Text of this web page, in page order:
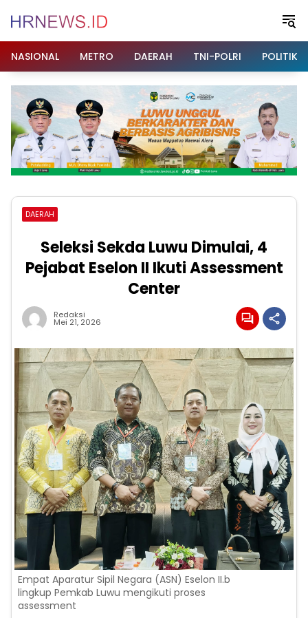
NASIONAL
METRO DAERAH TNI-POLRI POLITIK
DAERAH
Seleksi Sekda Luwu Dimulai, 4
Pejabat Eselon II Ikuti Assessment
Center
Redaksi
Mei 21, 2026
Empat Aparatur Sipil Negara (ASN) Eselon II.b
lingkup Pemkab Luwu mengikuti proses
assessment